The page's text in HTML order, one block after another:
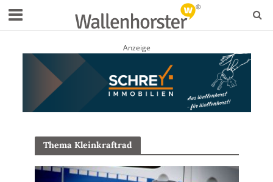
Anzeige
Thema Kleinkraftrad